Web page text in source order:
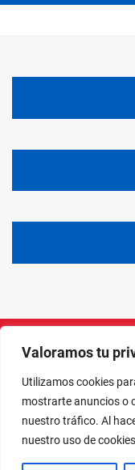
Valoramos tu
Utilizamos cookies
mostrarte anuncios o
nuestro tráfico. Al
nuestro uso de
Instagram
NORTE EN LÍNEA -